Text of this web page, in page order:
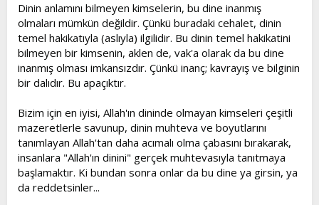
Dinin anlamını bilmeyen kimselerin, bu dine inanmış
olmaları mümkün değildir. Çünkü buradaki cehalet, dinin
temel hakikatıyla (aslıyla) ilgilidir. Bu dinin temel hakikatini
bilmeyen bir kimsenin, aklen de, vak'a olarak da bu dine
inanmış olması imkansızdır. Çünkü inanç; kavrayış ve bilginin
bir dalıdır. Bu apaçıktır.
Bizim için en iyisi, Allah'ın dininde olmayan kimseleri çeşitli
mazeretlerle savunup, dinin muhteva ve boyutlarını
tanımlayan Allah'tan daha acımalı olma çabasını bırakarak,
insanlara "Allah'ın dinini" gerçek muhtevasıyla tanıtmaya
başlamaktır. Ki bundan sonra onlar da bu dine ya girsin, ya
da reddetsinler...